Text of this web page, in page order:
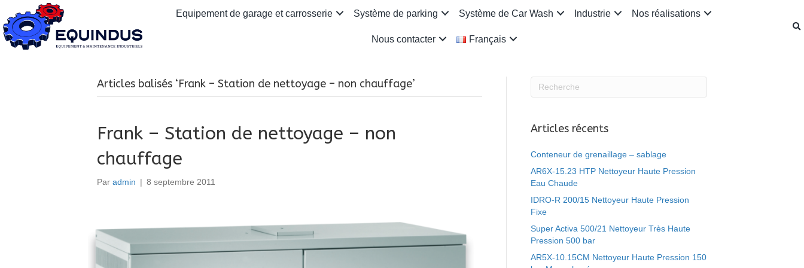
Equipement de garage et carrosserie Système de parking Système de Car Wash Industrie Nos réalisations
Nous contacter Français
Articles balisés ‘Frank – Station de nettoyage – non chauffage’
Frank – Station de nettoyage – non
chauffage
Par admin | 8 septembre 2011
Articles récents
Conteneur de grenaillage – sablage
AR6X-15.23 HTP Nettoyeur Haute Pression
Eau Chaude
IDRO-R 200/15 Nettoyeur Haute Pression
Fixe
Super Activa 500/21 Nettoyeur Très Haute
Pression 500 bar
AR5X-10.15CM Nettoyeur Haute Pression 150